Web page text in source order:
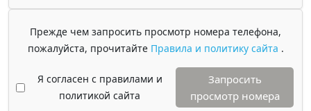
Прежде чем запросить просмотр номера телефона,
пожалуйста, прочитайте Правила и политику сайта .
Я согласен с правилами и
политикой сайта
Запросить
просмотр номера